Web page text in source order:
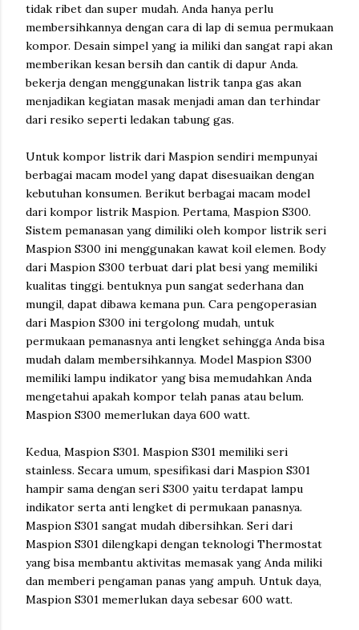
tidak ribet dan super mudah. Anda hanya perlu
membersihkannya dengan cara di lap di semua permukaan
kompor. Desain simpel yang ia miliki dan sangat rapi akan
memberikan kesan bersih dan cantik di dapur Anda.
bekerja dengan menggunakan listrik tanpa gas akan
menjadikan kegiatan masak menjadi aman dan terhindar
dari resiko seperti ledakan tabung gas.
Untuk kompor listrik dari Maspion sendiri mempunyai
berbagai macam model yang dapat disesuaikan dengan
kebutuhan konsumen. Berikut berbagai macam model
dari kompor listrik Maspion. Pertama, Maspion S300.
Sistem pemanasan yang dimiliki oleh kompor listrik seri
Maspion S300 ini menggunakan kawat koil elemen. Body
dari Maspion S300 terbuat dari plat besi yang memiliki
kualitas tinggi. bentuknya pun sangat sederhana dan
mungil, dapat dibawa kemana pun. Cara pengoperasian
dari Maspion S300 ini tergolong mudah, untuk
permukaan pemanasnya anti lengket sehingga Anda bisa
mudah dalam membersihkannya. Model Maspion S300
memiliki lampu indikator yang bisa memudahkan Anda
mengetahui apakah kompor telah panas atau belum.
Maspion S300 memerlukan daya 600 watt.
Kedua, Maspion S301. Maspion S301 memiliki seri
stainless. Secara umum, spesifikasi dari Maspion S301
hampir sama dengan seri S300 yaitu terdapat lampu
indikator serta anti lengket di permukaan panasnya.
Maspion S301 sangat mudah dibersihkan. Seri dari
Maspion S301 dilengkapi dengan teknologi Thermostat
yang bisa membantu aktivitas memasak yang Anda miliki
dan memberi pengaman panas yang ampuh. Untuk daya,
Maspion S301 memerlukan daya sebesar 600 watt.